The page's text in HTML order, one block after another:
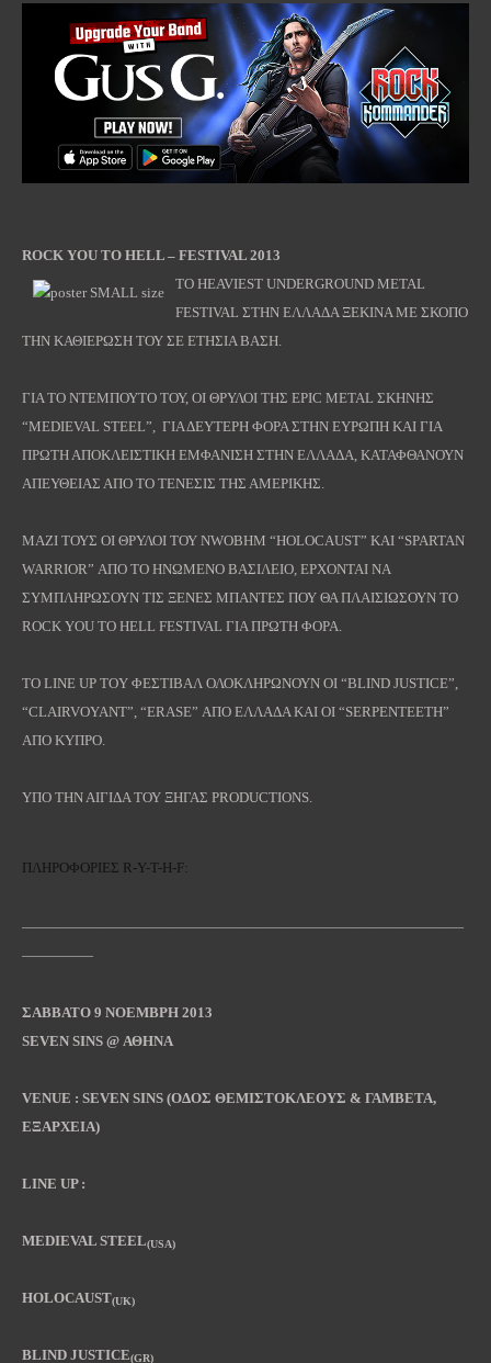
ROCK YOU TO HELL – FESTIVAL 2013
TO HEAVIEST UNDERGROUND METAL
FESTIVAL ΣΤΗΝ ΕΛΛΑΔΑ ΞΕΚΙΝΑ ΜΕ ΣΚΟΠΟ
ΤΗΝ ΚΑΘΙΕΡΩΣΗ ΤΟΥ ΣΕ ΕΤΗΣΙΑ ΒΑΣΗ.
ΓΙΑ ΤΟ ΝΤΕΜΠΟΥΤΟ ΤΟΥ, ΟΙ ΘΡΥΛΟΙ ΤHΣ EPIC METAL ΣΚΗΝΗΣ
“MEDIEVAL STEEL”, ΓΙΑ ΔΕΥΤΕΡΗ ΦΟΡΑ ΣΤΗΝ ΕΥΡΩΠΗ ΚΑΙ ΓΙΑ
ΠΡΩΤΗ ΑΠΟΚΛΕΙΣΤΙΚΗ ΕΜΦΑΝΙΣΗ ΣΤΗΝ ΕΛΛΑΔΑ, ΚΑΤΑΦΘΑΝΟΥΝ
ΑΠΕΥΘΕΙΑΣ ΑΠΟ ΤΟ ΤΕΝΕΣΙΣ ΤΗΣ ΑΜΕΡΙΚΗΣ.
ΜΑΖΙ ΤΟΥΣ ΟΙ ΘΡΥΛΟΙ ΤΟΥ NWOBHM “HOLOCAUST” KAI “SPARTAN
WARRIOR” ΑΠΟ ΤΟ ΗΝΩΜΕΝΟ ΒΑΣΙΛΕΙΟ, ΕΡΧΟΝΤΑΙ ΝΑ
ΣΥΜΠΛΗΡΩΣΟΥΝ ΤΙΣ ΞΕΝΕΣ ΜΠΑΝΤΕΣ ΠΟΥ ΘΑ ΠΛΑΙΣΙΩΣΟΥΝ ΤΟ
ROCK YOU TO HELL FESTIVAL ΓΙΑ ΠΡΩΤΗ ΦΟΡΑ.
ΤΟ LINE UP TOY ΦΕΣΤΙΒΑΛ ΟΛΟΚΛΗΡΩΝΟΥΝ ΟΙ “BLIND JUSTICE”,
“CLAIRVOYANT”, “ERASE” ΑΠΟ ΕΛΛΑΔΑ ΚΑΙ ΟΙ “SERPENTEETH”
ΑΠΟ ΚΥΠΡΟ.
ΥΠΟ ΤΗΝ ΑΙΓΙΔΑ ΤΟΥ ΞΗΓΑΣ PRODUCTIONS.
ΠΛΗΡΟΦΟΡΙΕΣ R-Y-T-H-F:
———————————————————————————————
—————
ΣΑΒΒΑΤΟ 9 ΝΟΕΜΒΡΗ 2013
SEVEN SINS @ ΑΘΗΝΑ
VENUE : SEVEN SINS (ΟΔΟΣ ΘΕΜΙΣΤΟΚΛΕΟΥΣ & ΓΑΜΒΕΤΑ,
ΕΞΑΡΧΕΙΑ)
LINE UP :
MEDIEVAL STEEL(USA)
HOLOCAUST(UK)
BLIND JUSTICE(GR)